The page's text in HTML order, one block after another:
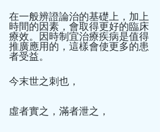
在一般辨證論治的基礎上，加上
時間的因素，會取得更好的臨床
療效。因時制宜治療疾病是值得
推廣應用的，這樣會使更多的患
者受益。
今末世之刺也，
虛者實之，滿者泄之，